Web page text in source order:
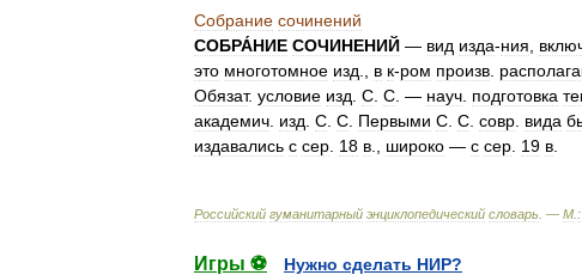
Собрание сочинений
СОБРА́НИЕ СОЧИНЕНИЙ — вид изда-ния
это многотомное изд в к-ром произв
Обязат. условие изд С С . — науч подготовка
академич изд С С Первыми С С совр вида
издавались с сер 18 в широко — с сер 19 в
Российский гуманитарный энциклопедический словарь . — М :
Игры ⚽
Нужно сделать НИР?